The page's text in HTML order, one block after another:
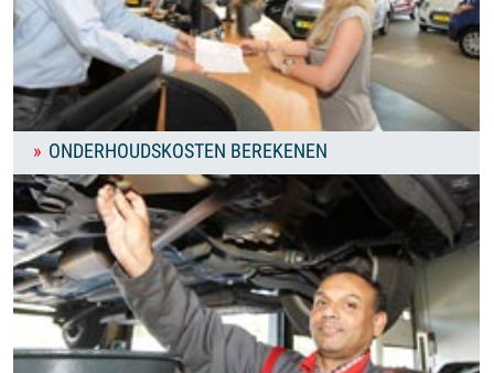
ONDERHOUDSKOSTEN BEREKENEN